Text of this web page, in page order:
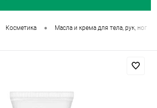
Косметика • Масла и крема для тела, рук, ног